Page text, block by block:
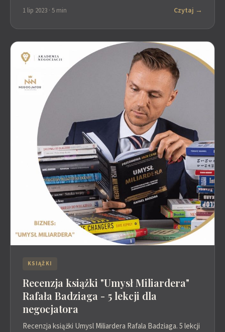
1 lip 2023 · 5 min Czytaj →
KSIĄŻKI
Recenzja książki "Umysł Miliardera"
Rafała Badziaga - 5 lekcji dla
negocjatora
Recenzja książki Umysl Miliardera Rafala Badziaga. 5 lekcji